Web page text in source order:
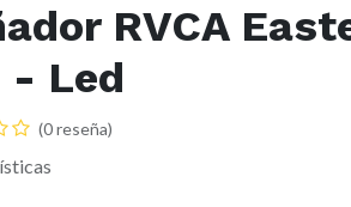
RVCA
- Led
(0 reseña)